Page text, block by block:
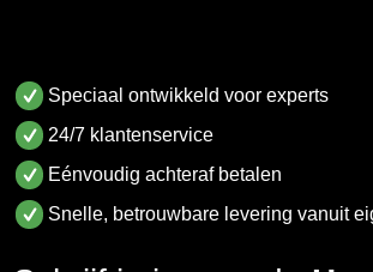
Speciaal ontwikkeld voor experts
24/7 klantenservice
Eénvoudig achteraf betalen
Snelle, betrouwbare levering vanuit